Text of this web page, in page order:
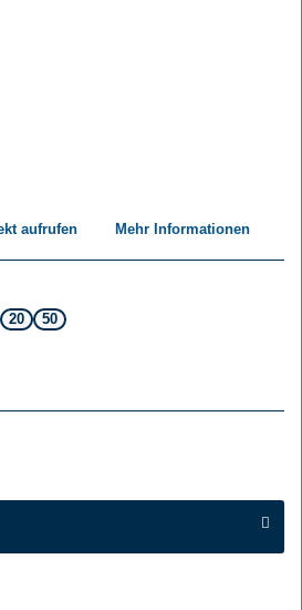
aufrufen Mehr Informationen
20 50